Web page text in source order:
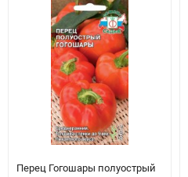
Перец Гогошары полуострый